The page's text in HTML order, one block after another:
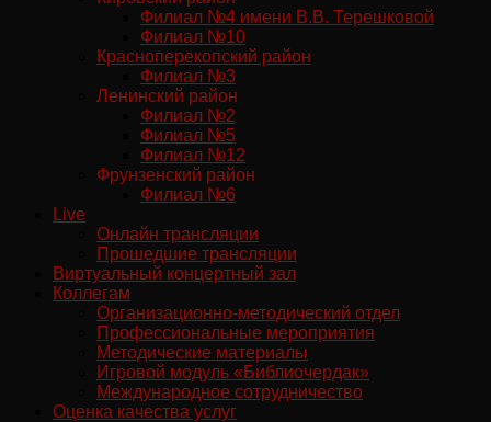
Филиал №4 имени В.В. Терешковой
Филиал №10
Красноперекопский район
Филиал №3
Ленинский район
Филиал №2
Филиал №5
Филиал №12
Фрунзенский район
Филиал №6
Live
Онлайн трансляции
Прошедшие трансляции
Виртуальный концертный зал
Коллегам
Организационно-методический отдел
Профессиональные мероприятия
Методические материалы
Игровой модуль «Библиочердак»
Международное сотрудничество
Оценка качества услуг